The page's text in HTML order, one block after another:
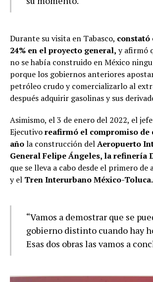
Durante su visita en Tabasco, constató
24% en el proyecto general, y afirmó
no se había construido en México
porque los gobiernos anteriores
petróleo crudo y comercializarlo al
después adquirir gasolinas y sus
Asimismo, el 3 de enero del 2022, el
Ejecutivoreafirmó el compromiso de
añola construcción delAeropuerto
General Felipe Ángeles, la refinería
que se lleva a cabo desde el primero de
y el Tren Interurbano México-Toluca.
“Vamos a demostrar que se
gobierno distinto cuando hay
Esas dos obras las vamos a